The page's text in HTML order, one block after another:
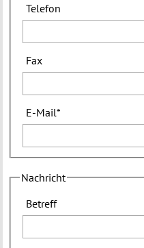
Telefon
Fax
E-Mail*
Nachricht
Betreff